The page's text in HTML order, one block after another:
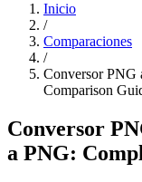
Inicio
/
Comparaciones
/
Conversor PNG
Comparison
Conversor
a PNG: